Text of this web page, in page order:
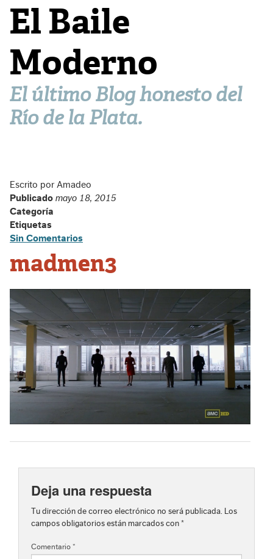
El Baile
Moderno
El último Blog honesto del
Río de la Plata.
Escrito por Amadeo
Publicado mayo 18, 2015
Categoría
Etiquetas
Sin Comentarios
madmen3
Deja una respuesta
Tu dirección de correo electrónico no será publicada. Los
campos obligatorios están marcados con *
Comentario *